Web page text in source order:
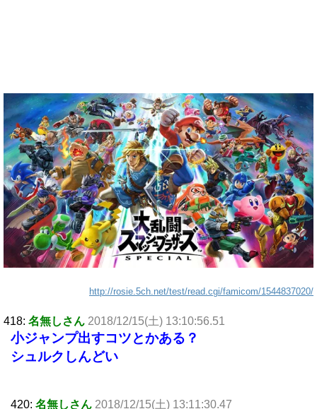
http://rosie.5ch.net/test/read.cgi/famicom/1544837020/
418: 名無しさん 2018/12/15(土) 13:10:56.51
小ジャンプ出すコツとかある？
シュルクしんどい
420: 名無しさん 2018/12/15(土) 13:11:30.47